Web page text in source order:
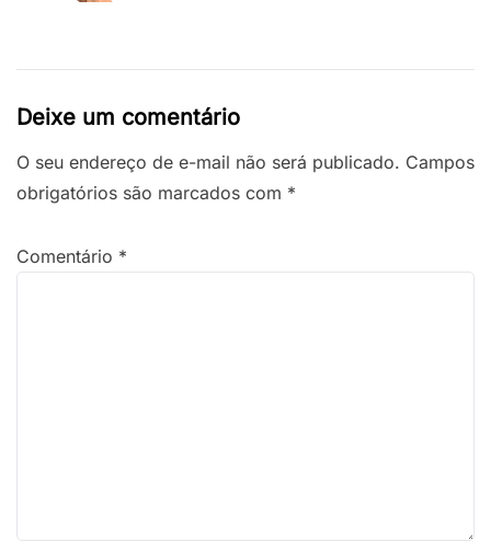
Deixe um comentário
O seu endereço de e-mail não será publicado. Campos
obrigatórios são marcados com *
Comentário *